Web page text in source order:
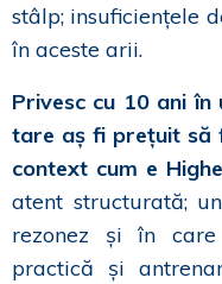
stâlp; insuficiențele
în aceste arii.
Privesc cu 10 ani
tare aș fi prețuit să
context cum e
atent structurată;
rezonez și în
practică și